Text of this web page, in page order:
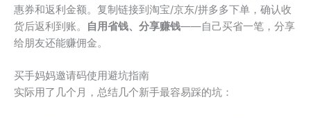
惠券和返利金额。复制链接到淘宝/京东/拼多多下单，确认收
货后返利到账。
自用省钱、分享赚钱——自己买省一笔，分享
给朋友还能赚佣金。
买手妈妈邀请码使用避坑指南
实际用了几个月，总结几个新手最容易踩的坑：